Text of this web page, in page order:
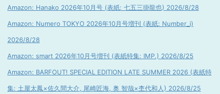
Amazon: Hanako 2026年10月号 (表紙: 七五三掛龍也) 2026/8/28
Amazon: Numero TOKYO 2026年10月号増刊 (表紙: Number_i)
2026/8/28
Amazon: smart 2026年10月号増刊 (表紙特集: IMP.) 2026/8/25
Amazon: BARFOUT! SPECIAL EDITION LATE SUMMER 2026 (表紙特
集: 土屋太鳳×佐久間大介, 尾崎匠海, 奥 智哉×杢代和人) 2026/8/25